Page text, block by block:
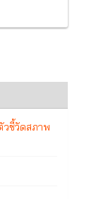
วชี้วัดสภาพ